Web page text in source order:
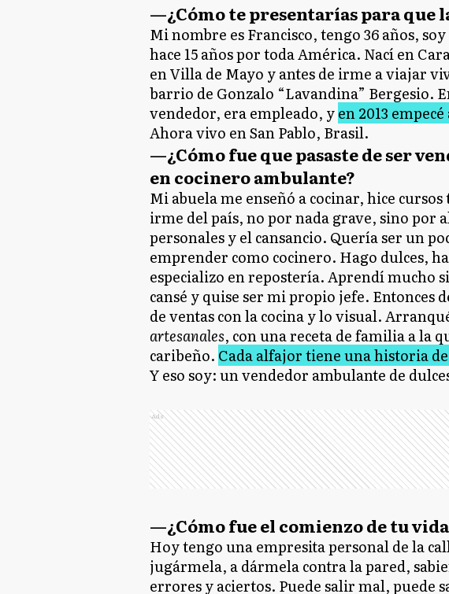
—¿Cómo te presentarías para que
Mi nombre es Francisco, tengo 36 años,
hace 15 años por toda América. Nací en
en Villa de Mayo y antes de irme a viajar
barrio de Gonzalo “Lavandina” Bergesio.
vendedor, era empleado, yen 2013
Ahora vivo en San Pablo, Brasil.
—¿Cómo fue que pasaste de ser
en cocinero ambulante?
Mi abuela me enseñó a cocinar, hice
irme del país, no por nada grave, sino por
personales y el cansancio. Quería ser un
emprender como cocinero. Hago dulces,
especializo en repostería. Aprendí mucho
cansé y quise ser mi propio jefe. Entonces
de ventas con la cocina y lo visual.
artesanales, con una receta de familia a la
caribeño. Cada alfajor tiene una historia
Y eso soy: un vendedor ambulante de
Ads
—¿Cómo fue el comienzo de tu
Hoy tengo una empresita personal de la
jugármela, a dármela contra la pared,
errores y aciertos. Puede salir mal, puede